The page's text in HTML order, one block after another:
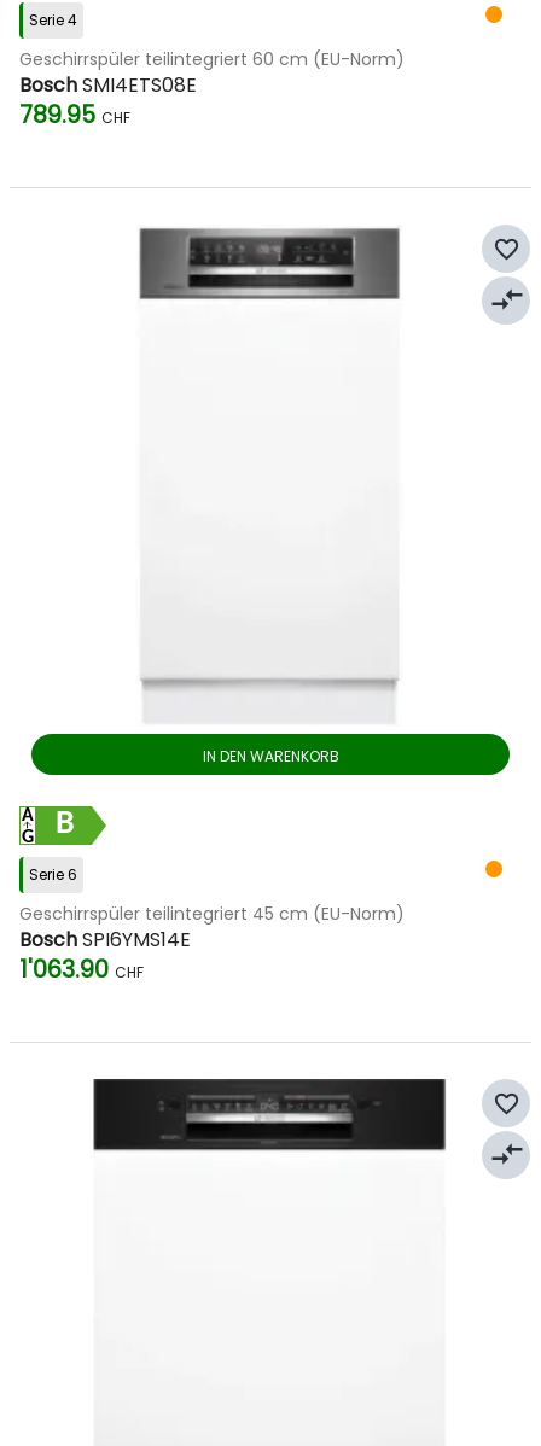
Serie 4
Geschirrspüler teilintegriert 60 cm (EU-Norm)
BoschSMI4ETS08E
789.95 CHF
IN DEN WARENKORB
B
Serie 6
Geschirrspüler teilintegriert 45 cm (EU-Norm)
BoschSPI6YMS14E
1'063.90 CHF
favorite_border
compare_arrows
favorite_border
compare_arrows